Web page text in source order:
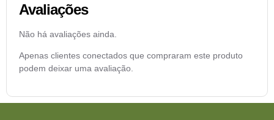
Avaliações
Não há avaliações ainda.
Apenas clientes conectados que compraram este produto
podem deixar uma avaliação.